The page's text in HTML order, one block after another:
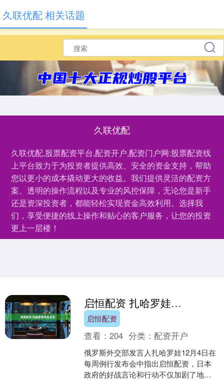
久联优配
久联优配,股票配资平台,配资开户,配资门户网:股票配资线
上平台致力于为投资者提供高效、安全的资金支持，帮助
您以更小的成本撬动更大的收益。我们提供灵活的配资方
案、透明的操作流程以及专业的风控保障，无论您是新手
还是资深投资者，都能轻松实现资金高效利用。选择我
们，享受便捷的线上操作和贴心的客户服务，让您的投资
更上一层楼！
久联优配 相关话题
启恒配资 扎哈罗娃怒批日本
启恒配资
查看：204 分类：配资开户
俄罗斯外交部发言人扎哈罗娃12月4日在
每周例行发布会中指出启恒配资，日本
政府的好战言论和行动不仅加剧了地区